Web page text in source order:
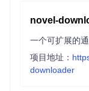
novel-
一个可扩展的
项目地址：
downloader